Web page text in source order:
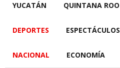
YUCATÁN QUINTANA ROO
DEPORTES ESPECTÁCULOS
NACIONAL ECONOMÍA